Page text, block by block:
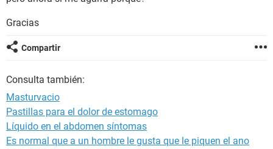
Gracias
Compartir
Consulta también:
Masturvacio
Pastillas para el dolor de estomago
Líquido en el abdomen síntomas
Es normal que a un hombre le gusta que le piquen el ano